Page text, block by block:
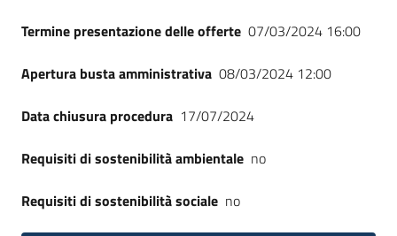
Termine presentazione delle offerte 07/03/2024 16:00
Apertura busta amministrativa 08/03/2024 12:00
Data chiusura procedura 17/07/2024
Requisiti di sostenibilità ambientale no
Requisiti di sostenibilità sociale no